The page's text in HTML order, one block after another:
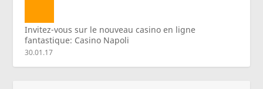
Invitez-vous sur le nouveau casino en ligne
fantastique: Casino Napoli
30.01.17